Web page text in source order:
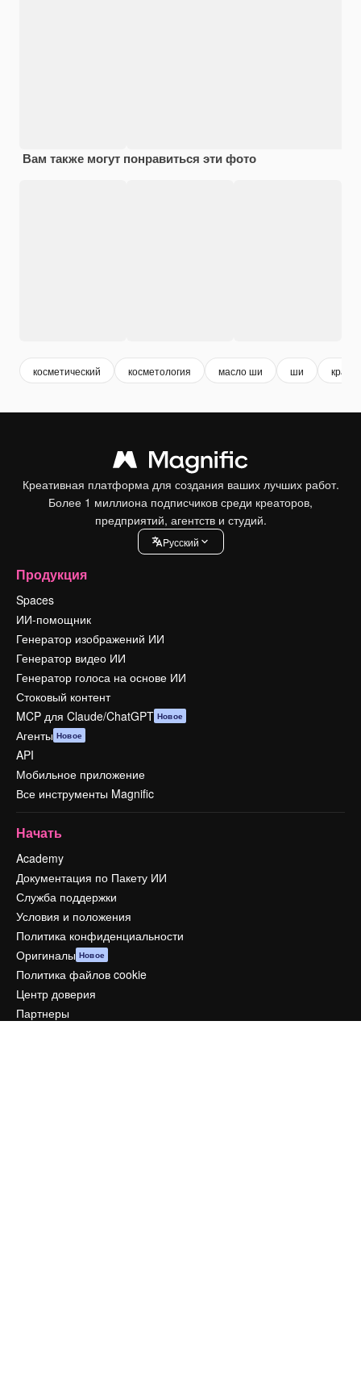
Вам также могут понравиться эти фото
косметический косметология масло ши ши
Креативная платформа для создания ваших лучших работ.
Более 1 миллиона подписчиков среди креаторов,
предприятий, агентств и студий.
Pусский
Продукция
Spaces
ИИ-помощник
Генератор изображений ИИ
Генератор видео ИИ
Генератор голоса на основе ИИ
Стоковый контент
MCP для Claude/ChatGPT Новое
Агенты Новое
API
Мобильное приложение
Все инструменты Magnific
Начать
Academy
Документация по Пакету ИИ
Служба поддержки
Условия и положения
Политика конфиденциальности
Оригиналы Новое
Политика файлов cookie
Центр доверия
Партнеры